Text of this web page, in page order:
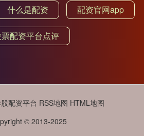
什么是配资 配资官网app
配资平台点评
配资平台 RSS地图 HTML地图
© 2013-2025